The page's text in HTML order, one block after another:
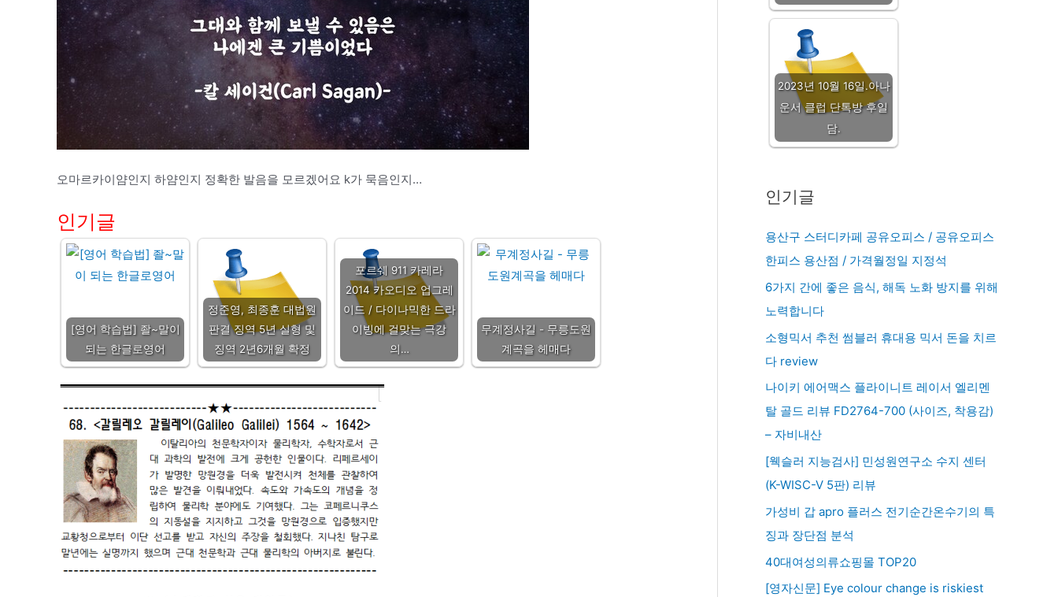
오마르카이얌인지 하얌인지 정확한 발음을 모르겠어요 k가 묵음인지…
인기글
[영어 학습법] 좔~말이
되는 한글로영어
정준영, 최종훈 대법원
판결 징역 5년 실형 및
징역 2년6개월 확정
포르쉐 911 카레라
2014 카오디오 업그레
이드 / 다이나믹한 드라
이빙에 걸맞는 극강
의…
무계정사길 - 무릉도원
계곡을 헤매다
2023년 10월 16일.아나
운서 클럽 단톡방 후일
담.
인기글
용산구 스터디카페 공유오피스 / 공유오피스
한피스 용산점 / 가격월정일 지정석
6가지 간에 좋은 음식, 해독 노화 방지를 위해
노력합니다
소형믹서 추천 썸블러 휴대용 믹서 돈을 치르
다 review
나이키 에어맥스 플라이니트 레이서 엘리멘
탈 골드 리뷰 FD2764-700 (사이즈, 착용감)
– 자비내산
[웩슬러 지능검사] 민성원연구소 수지 센터
(K-WISC-V 5판) 리뷰
가성비 갑 apro 플러스 전기순간온수기의 특
징과 장단점 분석
40대여성의류쇼핑몰 TOP20
[영자신문] Eye colour change is riskiest